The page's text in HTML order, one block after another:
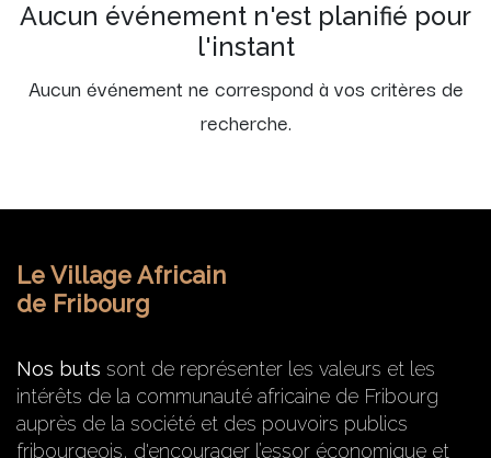
Aucun événement n'est planifié pour
l'instant
Aucun événement ne correspond à vos critères de
recherche.
Le Village Africain
de Fribourg
Nos buts sont de représenter les valeurs et les
intérêts de la communauté africaine de Fribourg
auprès de la société et des pouvoirs publics
fribourgeois, d'encourager l’essor économique et